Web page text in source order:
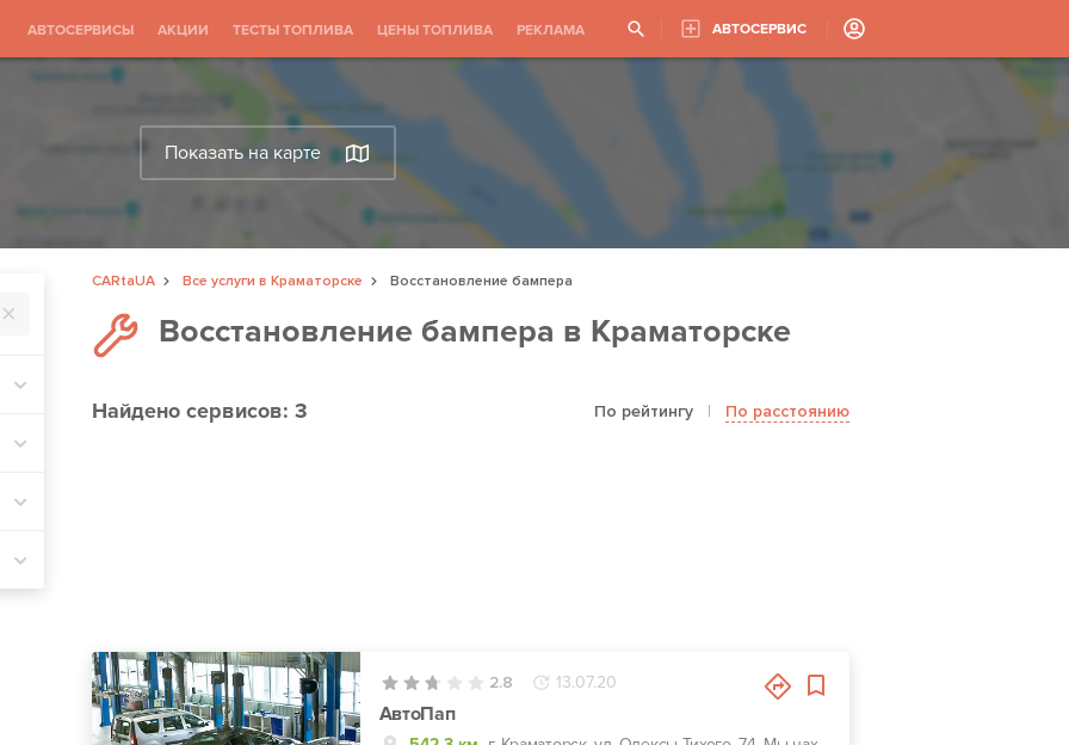
АВТОСЕРВИСЫ АКЦИИ ТЕСТЫ ТОПЛИВА ЦЕНЫ ТОПЛИВА РЕКЛАМА АВТОСЕРВИС
Показать на карте
CARtaUA Все услуги в Краматорске
Восстановление бампера
Восстановление бампера в Краматорске
Найденосервисов: 3 По рейтингу | По расстоянию
2.8 13.07.20
АвтоПап